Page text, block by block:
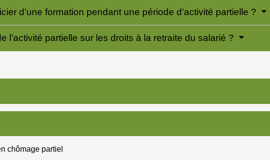
d’une formation pendant une période d’activité partielle ?
l’activité partielle sur les droits à la retraite du salarié ?
chômage partiel